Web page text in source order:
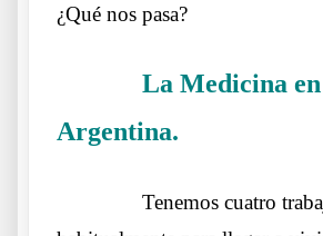
¿Qué nos pasa?
La Medicina en
Argentina.
Tenemos cuatro